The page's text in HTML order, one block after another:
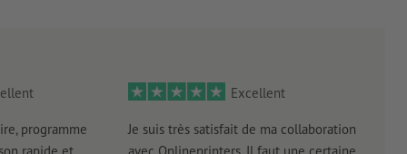
programme
Excellent
Je suis très satisfait de ma collaboration